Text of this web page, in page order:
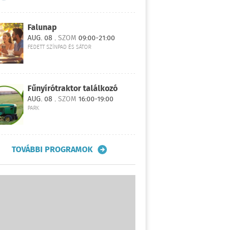
Falunap
AUG. 08 .SZOM 09:00-21:00
FEDETT SZÍNPAD ÉS SÁTOR
Fűnyírótraktor találkozó
AUG. 08 .SZOM 16:00-19:00
PARK
TOVÁBBI PROGRAMOK